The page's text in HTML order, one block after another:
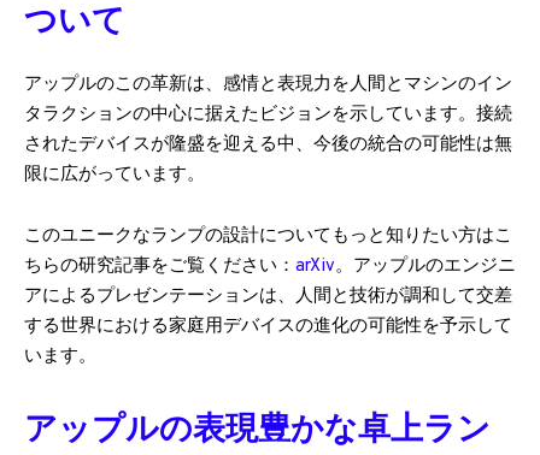
ついて
アップルのこの革新は、感情と表現力を人間とマシンのイン
タラクションの中心に据えたビジョンを示しています。接続
されたデバイスが隆盛を迎える中、今後の統合の可能性は無
限に広がっています。
このユニークなランプの設計についてもっと知りたい方はこ
ちらの研究記事をご覧ください： arXiv。アップルのエンジニ
アによるプレゼンテーションは、人間と技術が調和して交差
する世界における家庭用デバイスの進化の可能性を予示して
います。
アップルの表現豊かな卓上ラン